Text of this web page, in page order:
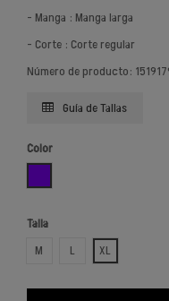
- Manga : Manga larga
- Corte : Corte regular
Número de producto:
Guía de Tallas
Color
Talla
M
L XL